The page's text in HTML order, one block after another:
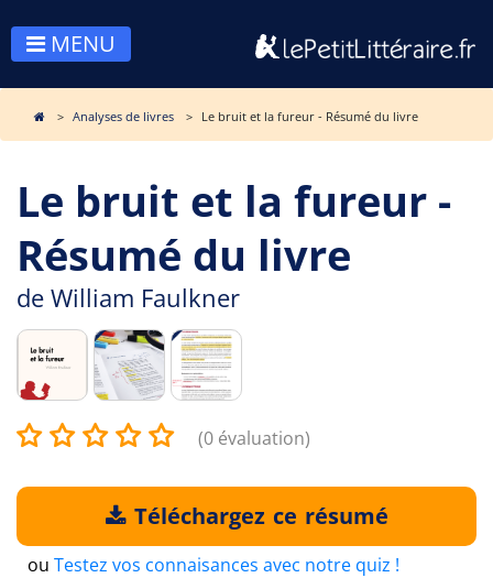
MENU
Analyses de livres Le bruit et la fureur - Résumé du livre
Le bruit et la fureur -
Résumé du livre
de William Faulkner
(0 évaluation)
Téléchargez ce résumé
ou Testez vos connaisances avec notre quiz !